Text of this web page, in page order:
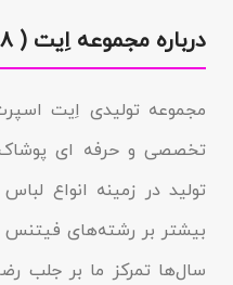
درباره مجموعه اِیت ( ۸ ) اسپرت
مجموعه تولیدى اِیت
تولید در زمینه انواع
بیشتر بر رشته‌های فیتنس
سال‌ها تمرکز ما بر جلب